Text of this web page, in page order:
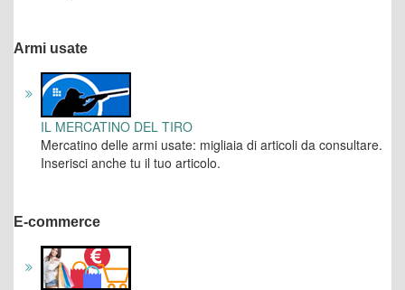
Armi usate
IL MERCATINO DEL TIRO
Mercatino delle armi usate: migliaia di articoli da consultare.
Inserisci anche tu il tuo articolo.
E-commerce